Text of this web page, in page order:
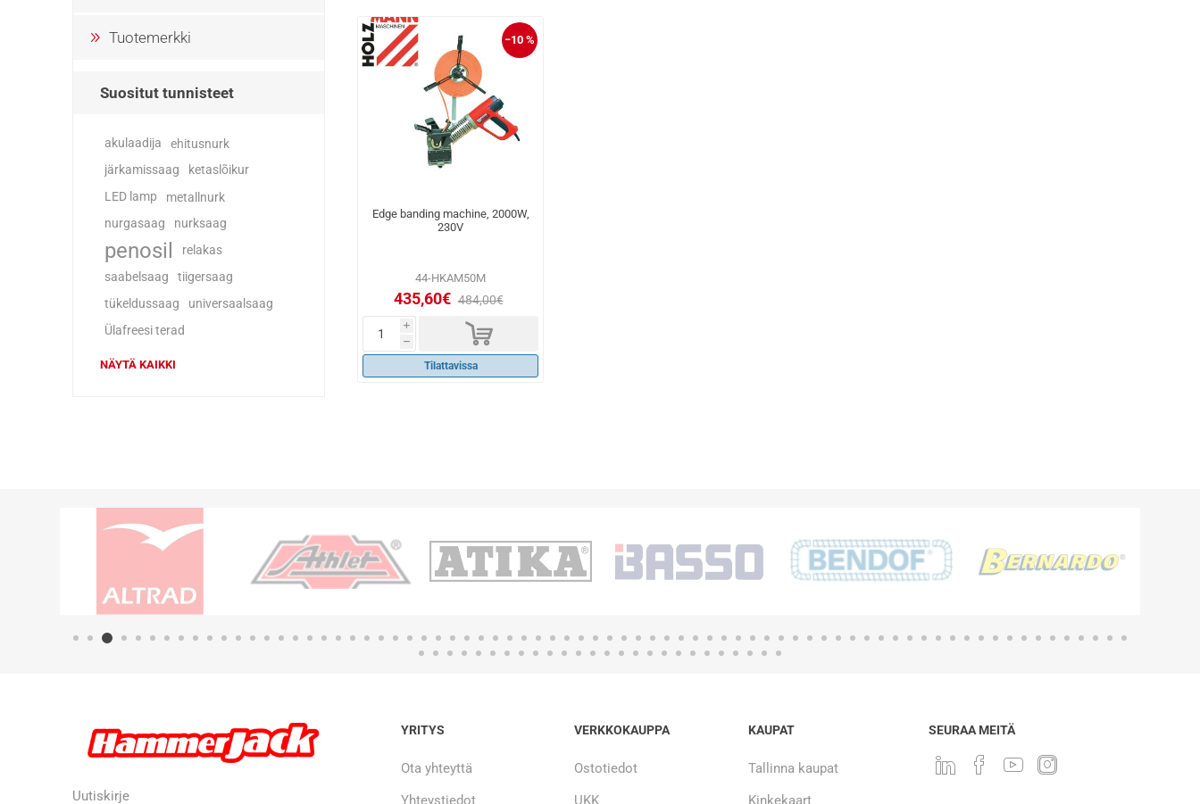
−10 %
Edge banding machine, 2000W,
230V
44-HKAM50M
435,60€ 484,00€
i
h d
Tilattavissa
Tuotemerkki
Suositut tunnisteet
akulaadija ehitusnurk
järkamissaag
ketaslõikur
LED lamp
metallnurk
nurgasaag nurksaag
penosil
relakas
saabelsaag
tiigersaag
tükeldussaag
universaalsaag
Ülafreesi terad
NÄYTÄ KAIKKI
Uutiskirje
YRITYS
Ota yhteyttä
Yhteystiedot
VERKKOKAUPPA
Ostotiedot
UKK
KAUPAT
Tallinna kaupat
Kinkekaart
SEURAA MEITÄ